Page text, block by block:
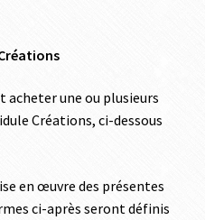
une ou plusieurs
Créations, ci-dessous
en œuvre des présentes
ci-après seront définis